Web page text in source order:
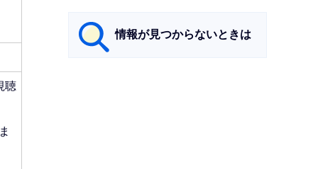
聴
情報が見つからないときは